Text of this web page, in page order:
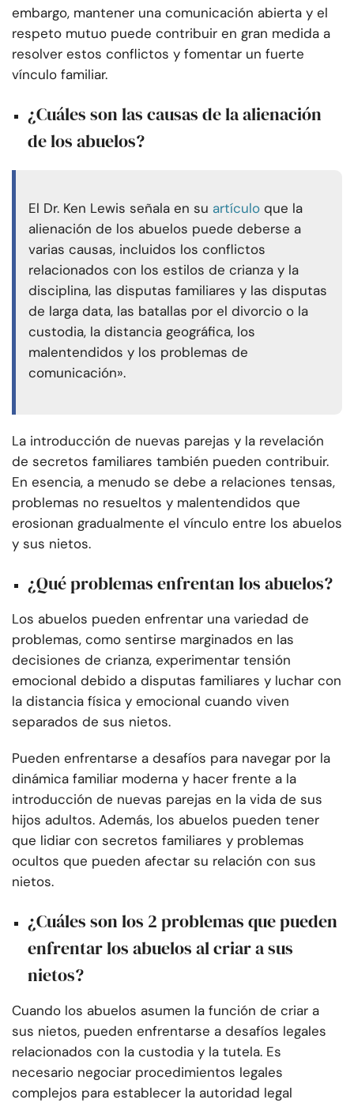
embargo, mantener una comunicación abierta y el
respeto mutuo puede contribuir en gran medida a
resolver estos conflictos y fomentar un fuerte
vínculo familiar.
¿Cuáles son las causas de la alienación
de los abuelos?
El Dr. Ken Lewis señala en su artículo que la
alienación de los abuelos puede deberse a
varias causas, incluidos los conflictos
relacionados con los estilos de crianza y la
disciplina, las disputas familiares y las disputas
de larga data, las batallas por el divorcio o la
custodia, la distancia geográfica, los
malentendidos y los problemas de
comunicación».
La introducción de nuevas parejas y la revelación
de secretos familiares también pueden contribuir.
En esencia, a menudo se debe a relaciones tensas,
problemas no resueltos y malentendidos que
erosionan gradualmente el vínculo entre los abuelos
y sus nietos.
¿Qué problemas enfrentan los abuelos?
Los abuelos pueden enfrentar una variedad de
problemas, como sentirse marginados en las
decisiones de crianza, experimentar tensión
emocional debido a disputas familiares y luchar con
la distancia física y emocional cuando viven
separados de sus nietos.
Pueden enfrentarse a desafíos para navegar por la
dinámica familiar moderna y hacer frente a la
introducción de nuevas parejas en la vida de sus
hijos adultos. Además, los abuelos pueden tener
que lidiar con secretos familiares y problemas
ocultos que pueden afectar su relación con sus
nietos.
¿Cuáles son los 2 problemas que pueden
enfrentar los abuelos al criar a sus
nietos?
Cuando los abuelos asumen la función de criar a
sus nietos, pueden enfrentarse a desafíos legales
relacionados con la custodia y la tutela. Es
necesario negociar procedimientos legales
complejos para establecer la autoridad legal